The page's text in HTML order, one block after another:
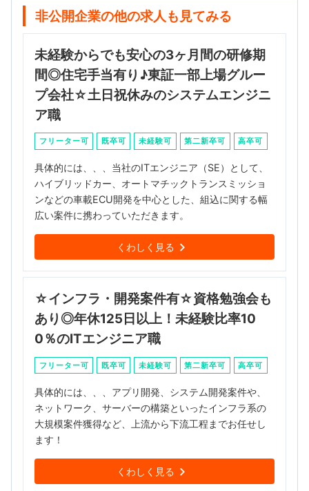
非公開企業の他の求人も見てみる
未経験からでも安心の3ヶ月間の研修期
間◎住宅手当有り♪東証一部上場グルー
プ会社☆土日祝休みのシステムエンジニ
ア職
フリーター可 既卒可 未経験可 第二新卒可 高卒可
具体的には、、、当社のITエンジニア（SE）として、
ハイブリッドカー、オートマチックトランスミッショ
ンなどの車載ECU開発を中心とした、組込に関する幅
広い案件に携わっていただきます。
くわしく見る
☆インフラ・開発案件有☆資格勉強会も
あり◎年休125日以上！未経験比率10
0％のITエンジニア職
フリーター可 既卒可 未経験可 第二新卒可 高卒可
具体的には、、、アプリ開発、システム開発案件や、
ネットワーク、サーバーの構築といったインフラ系の
大規模案件獲得など、上流から下流工程までお任せし
ます！
くわしく見る